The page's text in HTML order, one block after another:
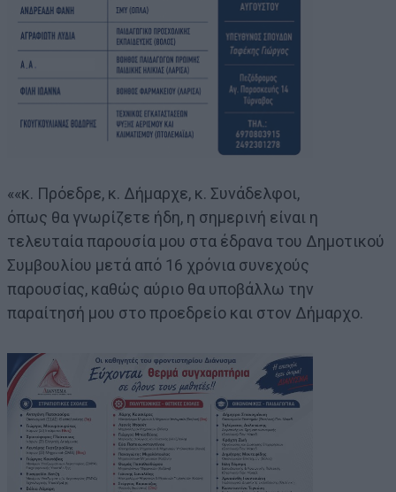
««κ. Πρόεδρε, κ. Δήμαρχε, κ. Συνάδελφοι,
όπως θα γνωρίζετε ήδη, η σημερινή είναι η
τελευταία παρουσία μου στα έδρανα του Δημοτικού
Συμβουλίου μετά από 16 χρόνια συνεχούς
παρουσίας, καθώς αύριο θα υποβάλλω την
παραίτησή μου στο προεδρείο και στον Δήμαρχο.